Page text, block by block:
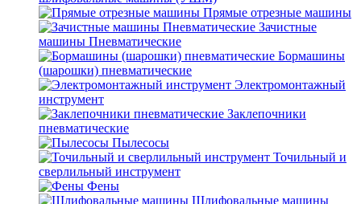
Прямые отрезные машины
Зачистные
машины Пневматические
Бормашины
(шарошки) пневматические
Электромонтажный
инструмент
Заклепочники
пневматические
Пылесосы
Точильный и
сверлильный инструмент
Фены
Шлифовальные машины